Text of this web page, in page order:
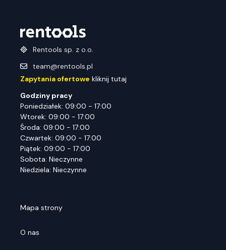
Rentools sp. z o.o.
team@rentools.pl
Zapytania ofertowe kliknij tutaj
Godziny pracy
Poniedziałek: 09:00 - 17:00
Wtorek: 09:00 - 17:00
Środa: 09:00 - 17:00
Czwartek: 09:00 - 17:00
Piątek: 09:00 - 17:00
Sobota: Nieczynne
Niedziela: Nieczynne
Mapa strony
O nas